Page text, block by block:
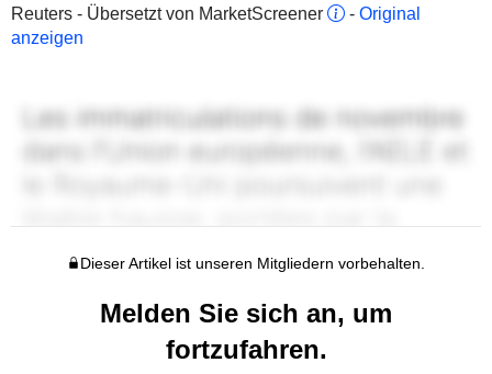
Reuters - Übersetzt von MarketScreener
- Original
anzeigen
Dieser Artikel ist unseren Mitgliedern vorbehalten.
Melden Sie sich an, um
fortzufahren.